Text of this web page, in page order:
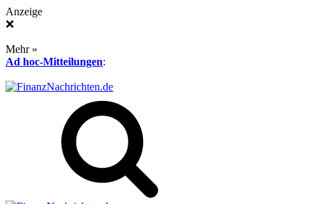
Anzeige
❌
Mehr »
Ad hoc-Mitteilungen: